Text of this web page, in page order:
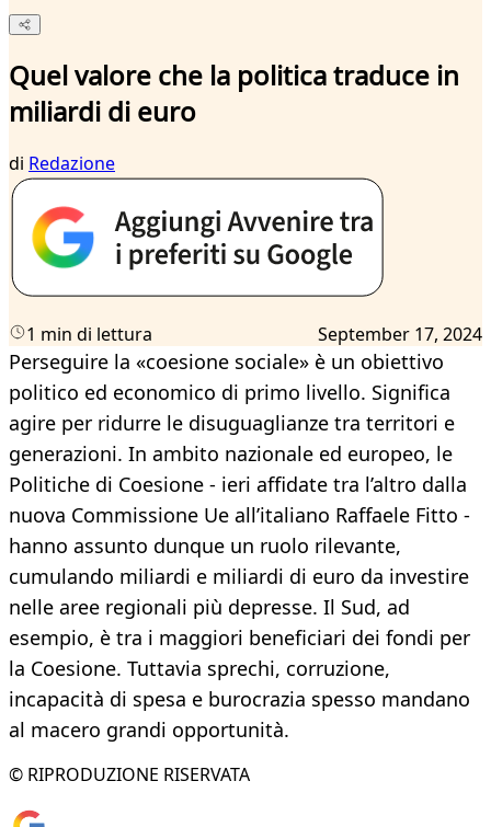
Quel valore che la politica traduce in
miliardi di euro
di Redazione
1 min di lettura September 17, 2024
Perseguire la «coesione sociale» è un obiettivo
politico ed economico di primo livello. Significa
agire per ridurre le disuguaglianze tra territori e
generazioni. In ambito nazionale ed europeo, le
Politiche di Coesione - ieri affidate tra l’altro dalla
nuova Commissione Ue all’italiano Raffaele Fitto -
hanno assunto dunque un ruolo rilevante,
cumulando miliardi e miliardi di euro da investire
nelle aree regionali più depresse. Il Sud, ad
esempio, è tra i maggiori beneficiari dei fondi per
la Coesione. Tuttavia sprechi, corruzione,
incapacità di spesa e burocrazia spesso mandano
al macero grandi opportunità.
© RIPRODUZIONE RISERVATA